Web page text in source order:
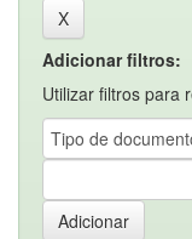
Adicionar filtros:
Utilizar filtros para